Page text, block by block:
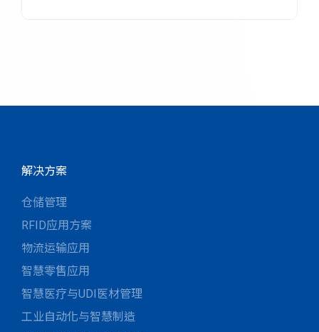
解决方案
仓储管理
RFID应用方案
物流运输应用
智慧零售应用
智慧医疗与UDI医材管理
工业自动化与智慧制造